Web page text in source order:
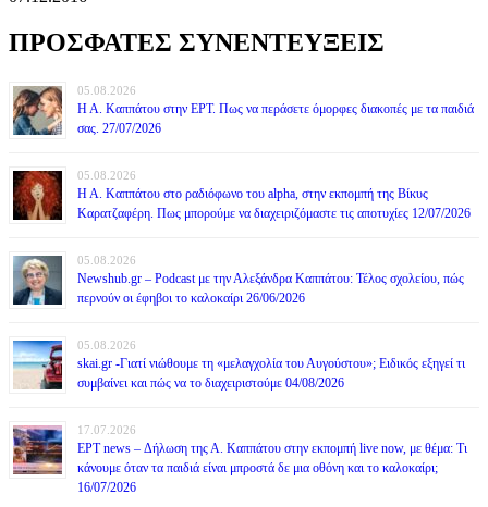
ΠΡΟΣΦΑΤΕΣ ΣΥΝΕΝΤΕΥΞΕΙΣ
05.08.2026
Η Α. Καππάτου στην ΕΡΤ. Πως να περάσετε όμορφες διακοπές με τα παιδιά
σας. 27/07/2026
05.08.2026
Η Α. Καππάτου στο ραδιόφωνο του alpha, στην εκπομπή της Βίκυς
Καρατζαφέρη. Πως μπορούμε να διαχειριζόμαστε τις αποτυχίες 12/07/2026
05.08.2026
Newshub.gr – Podcast με την Αλεξάνδρα Καππάτου: Τέλος σχολείου, πώς
περνούν οι έφηβοι το καλοκαίρι 26/06/2026
05.08.2026
skai.gr -Γιατί νιώθουμε τη «μελαγχολία του Αυγούστου»; Ειδικός εξηγεί τι
συμβαίνει και πώς να το διαχειριστούμε 04/08/2026
17.07.2026
ΕΡΤ news – Δήλωση της Α. Καππάτου στην εκπομπή live now, με θέμα: Τι
κάνουμε όταν τα παιδιά είναι μπροστά δε μια οθόνη και το καλοκαίρι;
16/07/2026